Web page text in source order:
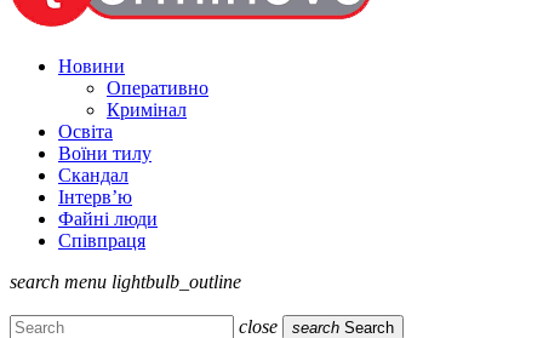
Новини
Оперативно
Кримінал
Освіта
Воїни тилу
Скандал
Інтерв’ю
Файні люди
Співпраця
search menu lightbulb_outline
close search Search